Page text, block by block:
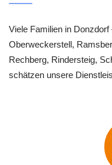
Viele Familien in
Oberweckerstell,
Rechberg, Rindersteig,
schätzen unsere